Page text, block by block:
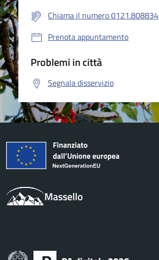
Chiama il numero 0121.808834
Prenota appuntamento
Problemi in città
Segnala disservizio
Massello